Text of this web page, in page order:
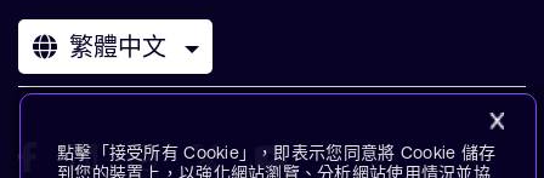
繁體中文
點擊「接受所有 Cookie」，即表示您同意將 Cookie 儲存
到您的裝置上，以強化網站瀏覽、分析網站使用情況並協